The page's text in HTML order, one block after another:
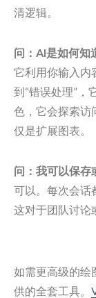
清逻辑。
问：AI是如何知
它利用你输入内
到“错误处理”，
色，它会探索访
仅是扩展图表。
问：我可以保存
可以。每次会话
这对于团队讨论
如需更高级的绘
供的全套工具。